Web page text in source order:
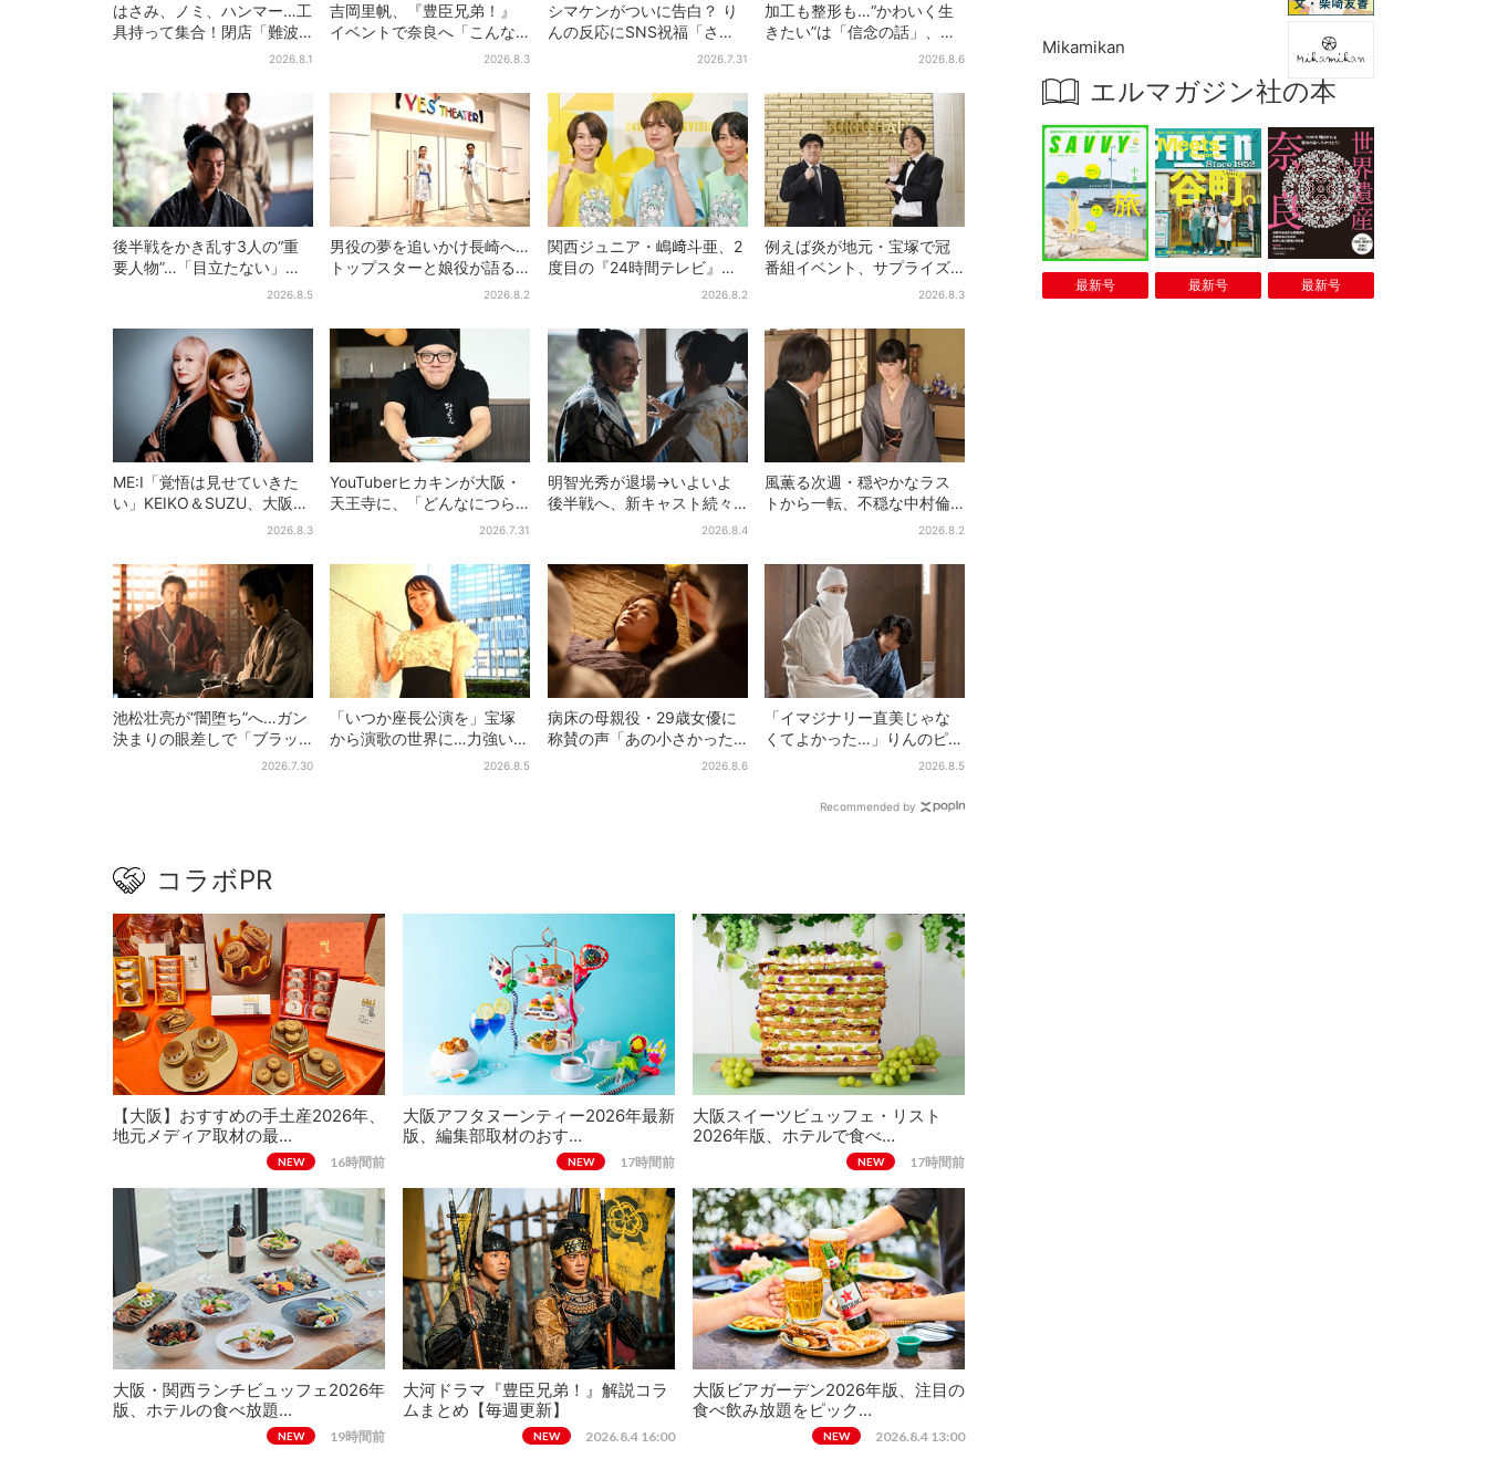
はさみ、ノミ、ハンマー…工
具持って集合！閉店「難波
ベアーズ」最終日400人超…
い」
2026.8.1
吉岡里帆、『豊臣兄弟！』
イベントで奈良へ「こんな
に楽しんでもらえてうれし
2026.8.3
シマケンがついに告白？ り
んの反応にSNS祝福「さす
がに伝わったよね？」2026.7.31
加工も整形も…“かわいく生
きたい”は「信念の話」、大
森靖子が新作に込めた思い
2026.8.6
後半戦をかき乱す3人の“重
要人物”…「目立たない」主
人公・仲野太賀も、モブキ
2026.8.5
男役の夢を追いかけ長崎へ…
トップスターと娘役が語る
「ハウステンボス歌劇団」
2026.8.2
関西ジュニア・嶋﨑斗亜、2
度目の『24時間テレビ』
へ…ほかのメンバーに助言2026.8.2
例えば炎が地元・宝塚で冠
番組イベント、サプライズ
に会場騒然「まさか本人が
2026.8.3
ME:I「覚悟は見せていきた
い」KEIKO＆SUZU、大阪で
語る…“日プ女子”からの3年
2026.8.3
YouTuberヒカキンが大阪・
天王寺に、「どんなにつら
い時でも…」ラーメン愛＆兄
2026.7.31
明智光秀が退場→いよいよ
後半戦へ、新キャスト続々…
「豊臣兄弟！」振り返り＆
2026.8.4
風薫る次週・穏やかなラス
トから一転、不穏な中村倫
也の登場に視聴者期待「い
2026.8.2
池松壮亮が“闇堕ち”へ…ガン
決まりの眼差しで「ブラッ
ク秀吉がログイン」【豊臣
2026.7.30
「いつか座長公演を」宝塚
から演歌の世界に…力強いコ
ブシで聴かせる有沙瞳の目
2026.8.5
病床の母親役・29歳女優に
称賛の声「あの小さかった
加恋ちゃんが…」朝ドラ視聴
2026.8.6
「イマジナリー直美じゃな
くてよかった…」りんのピン
チに駆けつける直美、ベス
2026.8.5
Recommended by
コラボPR
【大阪】おすすめの手土産2026年、
地元メディア取材の最…
NEW 16時間前
大阪アフタヌーンティー2026年最新
版、編集部取材のおす…
NEW 17時間前
大阪スイーツビュッフェ・リスト
2026年版、ホテルで食べ…
NEW 17時間前
大阪・関西ランチビュッフェ2026年
版、ホテルの食べ放題…
NEW 19時間前
大河ドラマ『豊臣兄弟！』解説コラ
ムまとめ【毎週更新】
NEW 2026.8.4 16:00
大阪ビアガーデン2026年版、注目の
食べ飲み放題をピック…
NEW 2026.8.4 13:00
Mikamikan
エルマガジン社の本
最新号 最新号 最新号